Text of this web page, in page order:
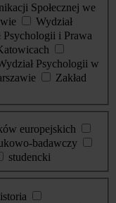
Społecznej we
Wydział
Psychologii i Prawa
Psychologii w
Zakład
europejskich
badawczy
studencki